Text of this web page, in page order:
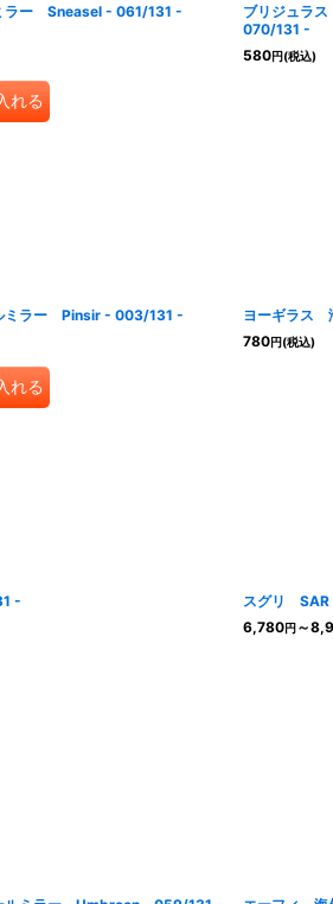
ラー Sneasel - 061/131 -
れる
ブリジュラ
070/131 -
580円(税込)
ミラー Pinsir - 003/131 -
れる
ヨーギラス
780円(税込)
-
スグリ
6,780円～